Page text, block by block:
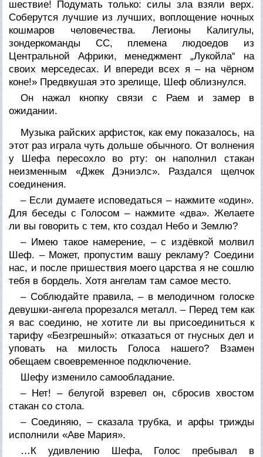
шествие! Подумать только: силы зла взяли верх.
Соберутся лучшие из лучших, воплощение ночных
кошмаров человечества. Легионы Калигулы,
зондеркоманды СС, племена людоедов из
Центральной Африки, менеджмент „Лукойла“ на
своих мерседесах. И впереди всех я – на чёрном
коне!» Предвкушая это зрелище, Шеф облизнулся.
Он нажал кнопку связи с Раем и замер в
ожидании.
Музыка райских арфисток, как ему показалось, на
этот раз играла чуть дольше обычного. От волнения
у Шефа пересохло во рту: он наполнил стакан
неизменным «Джек Дэниэлс». Раздался щелчок
соединения.
– Если думаете исповедаться – нажмите «один».
Для беседы с Голосом – нажмите «два». Желаете
ли вы говорить с тем, кто создал Небо и Землю?
– Имею такое намерение, – с издёвкой молвил
Шеф. – Может, пропустим вашу рекламу? Соедини
нас, и после пришествия моего царства я не сошлю
тебя в бордель. Хотя ангелам там самое место.
– Соблюдайте правила, – в мелодичном голоске
девушки-ангела прорезался металл. – Перед тем как
я вас соединю, не хотите ли вы присоединиться к
тарифу «Безгрешный»: отказаться от гнусных дел и
уповать на милость Голоса нашего? Взамен
обещаем своевременное подключение.
Шефу изменило самообладание.
– Нет! – белугой взревел он, сбросив хвостом
стакан со стола.
– Соединяю, – сказала трубка, и арфы трижды
исполнили «Аве Мария».
…К удивлению Шефа, Голос пребывал в